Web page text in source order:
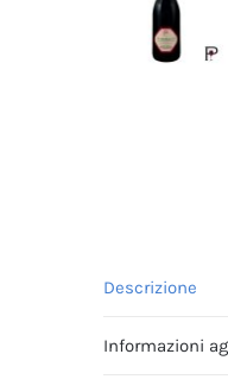
Descrizione
Informazioni